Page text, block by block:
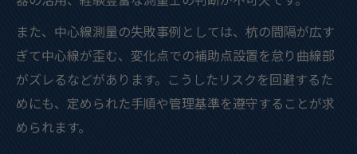
紹介
基準点測量・水準測量と建築測量の使い分
け方
建築測量の種類と土木測量との違いを押さ
また、中心線測量の失敗事例としては、杭の間隔が広す
ぎて中心線が歪む、変化点での補助点設置を怠り曲線部
がズレるなどがあります。こうしたリスクを回避するた
めにも、定められた手順や管理基準を遵守することが求
められます。